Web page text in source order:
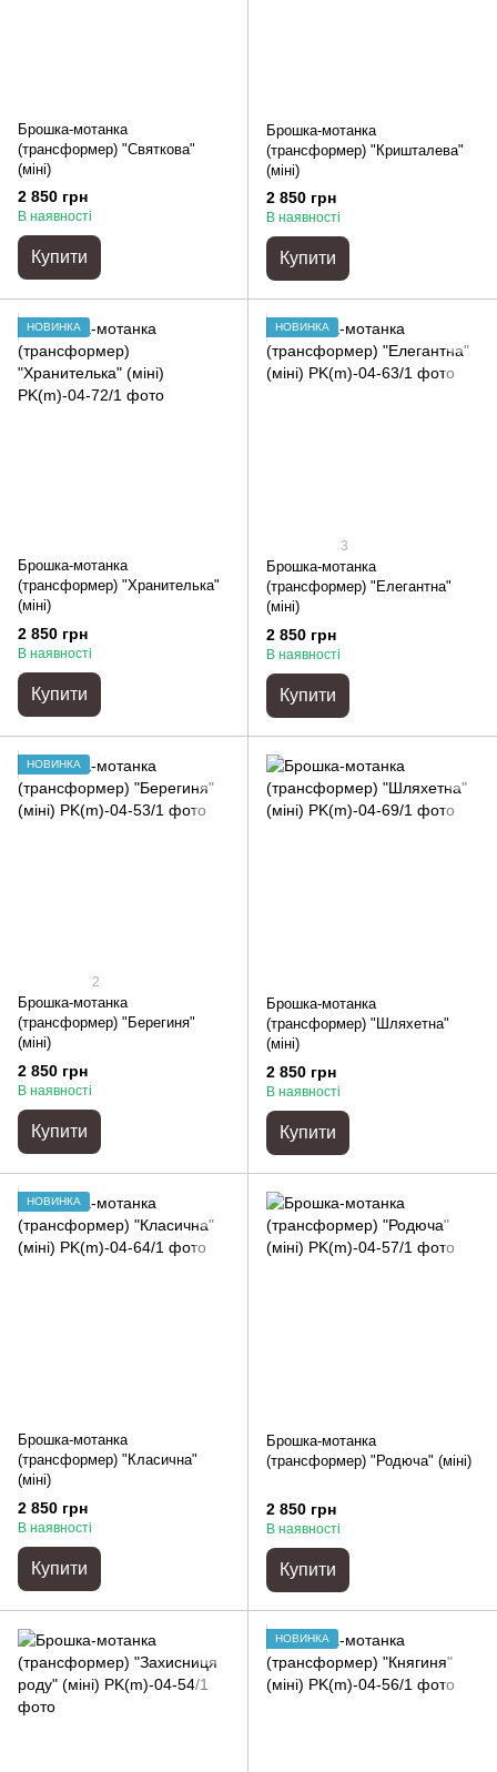
Брошка-мотанка
(трансформер) "Святкова"
(міні)
2 850 грн
В наявності
Купити
Брошка-мотанка
(трансформер) "Кришталева"
(міні)
2 850 грн
В наявності
Купити
НОВИНКА
Брошка-мотанка
(трансформер) "Хранителька"
(міні)
2 850 грн
В наявності
Купити
НОВИНКА
3
Брошка-мотанка
(трансформер) "Елегантна"
(міні)
2 850 грн
В наявності
Купити
НОВИНКА
2
Брошка-мотанка
(трансформер) "Берегиня"
(міні)
2 850 грн
В наявності
Купити
Брошка-мотанка
(трансформер) "Шляхетна"
(міні)
2 850 грн
В наявності
Купити
НОВИНКА
Брошка-мотанка
(трансформер) "Класична"
(міні)
2 850 грн
В наявності
Купити
Брошка-мотанка
(трансформер) "Родюча" (міні)
2 850 грн
В наявності
Купити
НОВИНКА